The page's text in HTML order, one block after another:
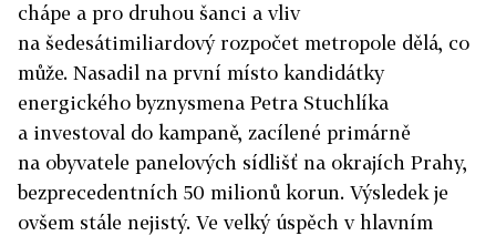
chápe a pro druhou šanci a vliv
na šedesátimiliardový rozpočet metropole dělá, co
může. Nasadil na první místo kandidátky
energického byznysmena Petra Stuchlíka
a investoval do kampaně, zacílené primárně
na obyvatele panelových sídlišť na okrajích Prahy,
bezprecedentních 50 milionů korun. Výsledek je
ovšem stále nejistý. Ve velký úspěch v hlavním